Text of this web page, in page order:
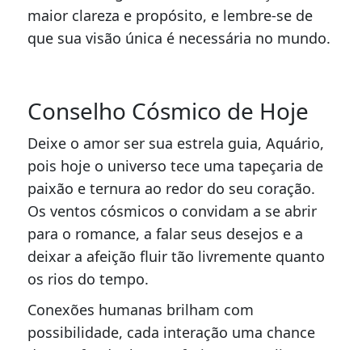
maior clareza e propósito, e lembre-se de
que sua visão única é necessária no mundo.
Conselho Cósmico de Hoje
Deixe o amor ser sua estrela guia, Aquário,
pois hoje o universo tece uma tapeçaria de
paixão e ternura ao redor do seu coração.
Os ventos cósmicos o convidam a se abrir
para o romance, a falar seus desejos e a
deixar a afeição fluir tão livremente quanto
os rios do tempo.
Conexões humanas brilham com
possibilidade, cada interação uma chance